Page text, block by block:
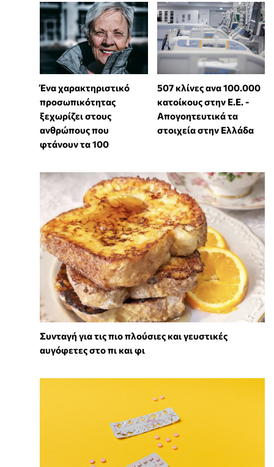
Ένα χαρακτηριστικό
προσωπικότητας
ξεχωρίζει στους
ανθρώπους που
φτάνουν τα 100
507 κλίνες ανα 100.000
κατοίκους στην Ε.Ε. -
Απογοητευτικά τα
στοιχεία στην Ελλάδα
Συνταγή για τις πιο πλούσιες και γευστικές
αυγόφετες στο πι και φι